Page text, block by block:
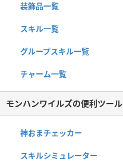
装飾品一覧
スキル一覧
グループスキル一覧
チャーム一覧
モンハンワイルズの便利ツール
神おまチェッカー
スキルシミュレーター